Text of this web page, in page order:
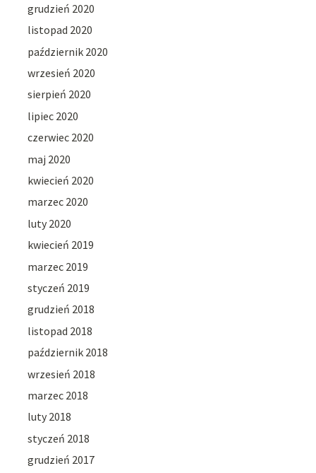
grudzień 2020
listopad 2020
październik 2020
wrzesień 2020
sierpień 2020
lipiec 2020
czerwiec 2020
maj 2020
kwiecień 2020
marzec 2020
luty 2020
kwiecień 2019
marzec 2019
styczeń 2019
grudzień 2018
listopad 2018
październik 2018
wrzesień 2018
marzec 2018
luty 2018
styczeń 2018
grudzień 2017